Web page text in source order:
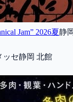
Jam” 2026夏静
ッセ静岡 北館